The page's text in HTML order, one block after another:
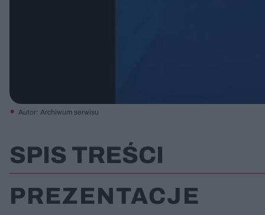
Autor: Archiwum serwisu
SPIS TREŚCI
PREZENTACJE